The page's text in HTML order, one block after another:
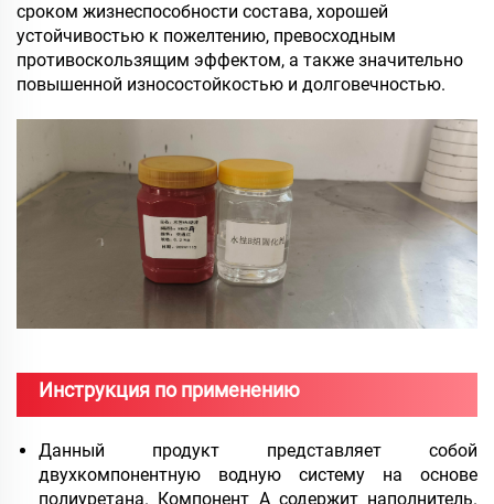
сроком жизнеспособности состава, хорошей
устойчивостью к пожелтению, превосходным
противоскользящим эффектом, а также значительно
повышенной износостойкостью и долговечностью.
Инструкция по применению
Данный продукт представляет собой
двухкомпонентную водную систему на основе
полиуретана. Компонент А содержит наполнитель.